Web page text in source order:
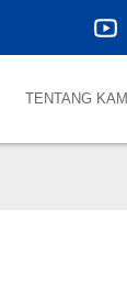
TENTANG KAMI